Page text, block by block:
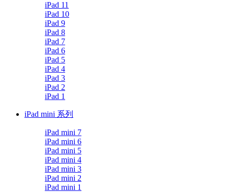
iPad 11
iPad 10
iPad 9
iPad 8
iPad 7
iPad 6
iPad 5
iPad 4
iPad 3
iPad 2
iPad 1
iPad mini 系列
iPad mini 7
iPad mini 6
iPad mini 5
iPad mini 4
iPad mini 3
iPad mini 2
iPad mini 1